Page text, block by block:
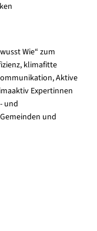
Wie“ zum
klimafitte
Aktive
Expertinnen
und
und